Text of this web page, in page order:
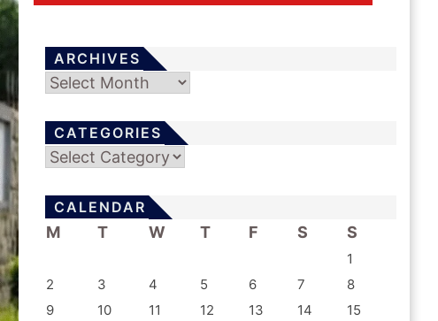
ARCHIVES
Archives
CATEGORIES
Categories
CALENDAR
M T W T F S S
1
2
3 4 5 6 7
8
9
10 11 12 13 14
15